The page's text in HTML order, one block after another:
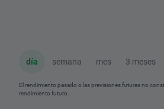
día semana mes 3 meses
El rendimiento pasado o las previsiones futuras no
rendimiento futuro.